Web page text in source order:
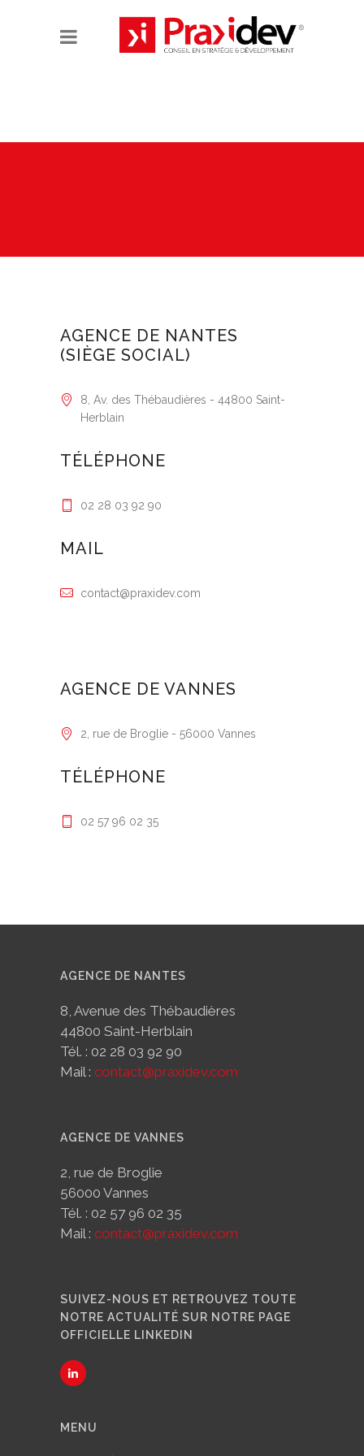
AGENCE DE NANTES
(SIÈGE SOCIAL)
8, Av. des Thébaudières - 44800 Saint-
Herblain
TÉLÉPHONE
02 28 03 92 90
MAIL
contact@praxidev.com
AGENCE DE VANNES
2, rue de Broglie - 56000 Vannes
TÉLÉPHONE
02 57 96 02 35
AGENCE DE NANTES
8, Avenue des Thébaudières
44800 Saint-Herblain
Tél. : 02 28 03 92 90
Mail : contact@praxidev.com
AGENCE DE VANNES
2, rue de Broglie
56000 Vannes
Tél. : 02 57 96 02 35
Mail : contact@praxidev.com
SUIVEZ-NOUS ET RETROUVEZ TOUTE
NOTRE ACTUALITÉ SUR NOTRE PAGE
OFFICIELLE LINKEDIN
MENU